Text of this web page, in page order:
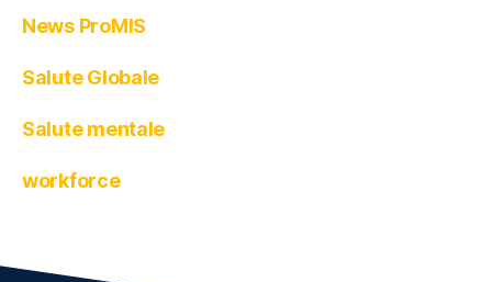
News ProMIS
Salute Globale
Salute mentale
workforce